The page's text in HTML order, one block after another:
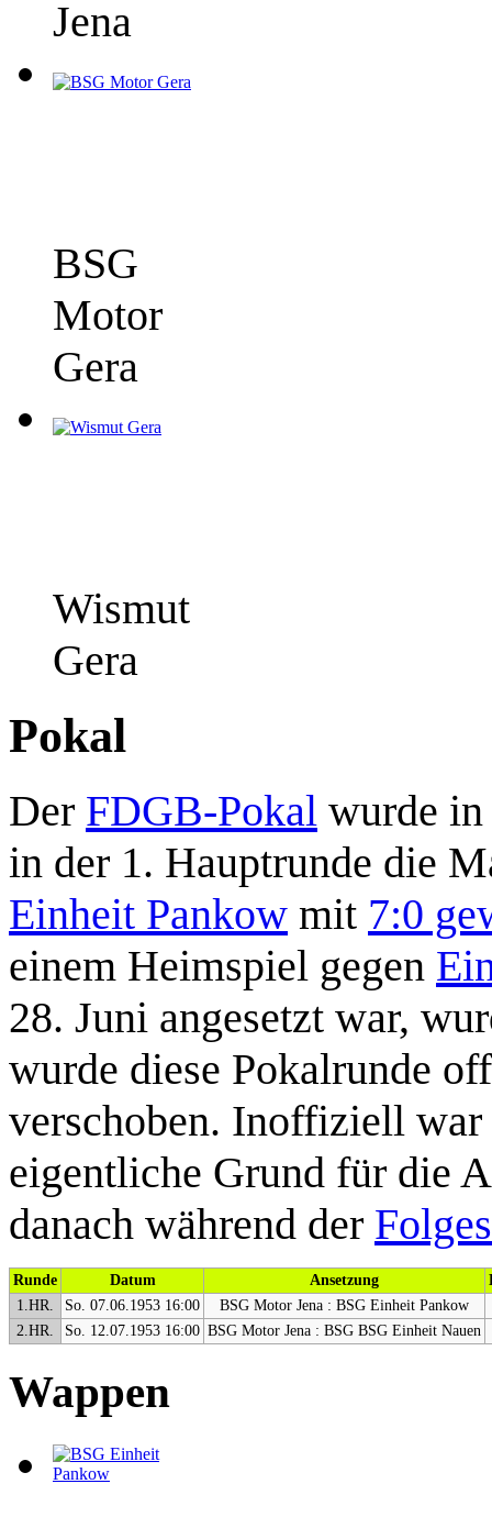
Jena
BSG
Motor
Gera
Wismut
Gera
Pokal
Der FDGB-Pokal wurde in
in der 1. Hauptrunde die
Einheit Pankow mit 7:0
einem Heimspiel gegen
28. Juni angesetzt war,
wurde diese Pokalrunde
verschoben. Inoffiziell war
eigentliche Grund für die
danach während der
Runde Datum Ansetzung
1.HR.
So. 07.06.1953 16:00
BSG Motor Jena : BSG Einheit Pankow
2.HR.
So. 12.07.1953 16:00 BSG Motor Jena : BSG BSG Einheit Nauen
Wappen